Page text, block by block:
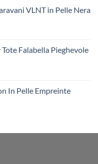
VLNT in Pelle Nera
Falabella Pieghevole
In Pelle Empreinte